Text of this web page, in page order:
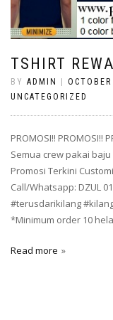
TSHIRT
BY ADMIN |
UNCATEGORIZED
PROMOSI!! PROMOSI!!
Semua crew pakai baju
Promosi Terkini
Call/Whatsapp: DZUL
#terusdarikilang
*Minimum order 10
Read more